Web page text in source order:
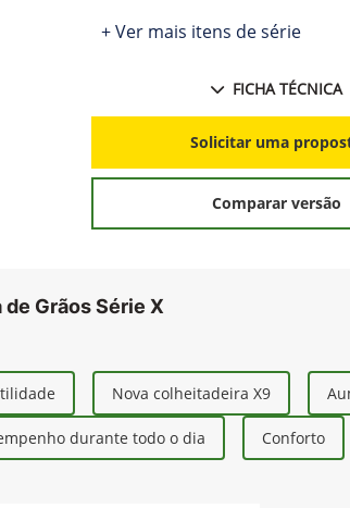
+ Ver mais itens de série
FICHA TÉCNICA
Solicitar uma
Comparar versão
Grãos Série X
Nova colheitadeira X9
durante todo o dia Conforto